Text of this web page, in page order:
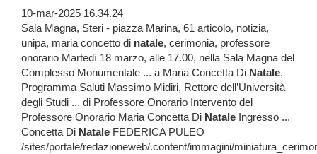
10-mar-2025 16.34.24
Sala Magna, Steri - piazza Marina, 61 articolo, notizia,
unipa, maria concetto di natale, cerimonia, professore
onorario Martedì 18 marzo, alle 17.00, nella Sala Magna del
Complesso Monumentale ... a Maria Concetta Di Natale.
Programma Saluti Massimo Midiri, Rettore dell’Università
degli Studi ... di Professore Onorario Intervento del
Professore Onorario Maria Concetta Di Natale Ingresso ...
Concetta Di Natale FEDERICA PULEO
/sites/portale/redazioneweb/.content/immagini/